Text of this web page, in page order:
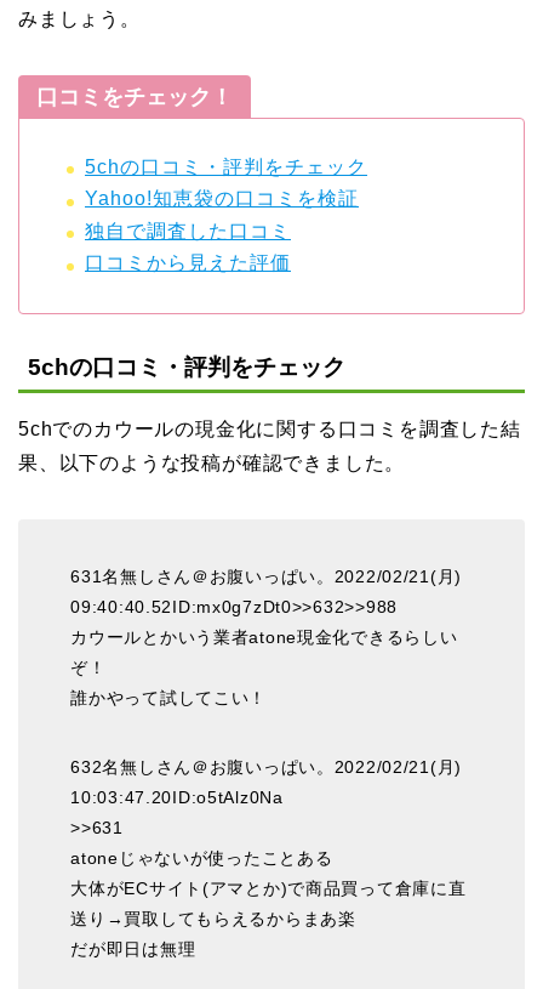
みましょう。
口コミをチェック！
5chの口コミ・評判をチェック
Yahoo!知恵袋の口コミを検証
独自で調査した口コミ
口コミから見えた評価
5chの口コミ・評判をチェック
5chでのカウールの現金化に関する口コミを調査した結
果、以下のような投稿が確認できました。
631名無しさん＠お腹いっぱい。2022/02/21(月)
09:40:40.52ID:mx0g7zDt0>>632>>988
カウールとかいう業者atone現金化できるらしい
ぞ！
誰かやって試してこい！
632名無しさん＠お腹いっぱい。2022/02/21(月)
10:03:47.20ID:o5tAlz0Na
>>631
atoneじゃないが使ったことある
大体がECサイト(アマとか)で商品買って倉庫に直
送り→買取してもらえるからまあ楽
だが即日は無理